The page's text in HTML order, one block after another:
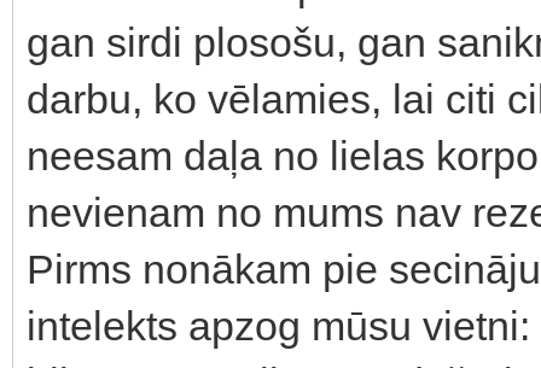
gan sirdi plosošu, gan
darbu, ko vēlamies, lai citi
neesam daļa no lielas
nevienam no mums nav
Pirms nonākam pie
intelekts apzog mūsu